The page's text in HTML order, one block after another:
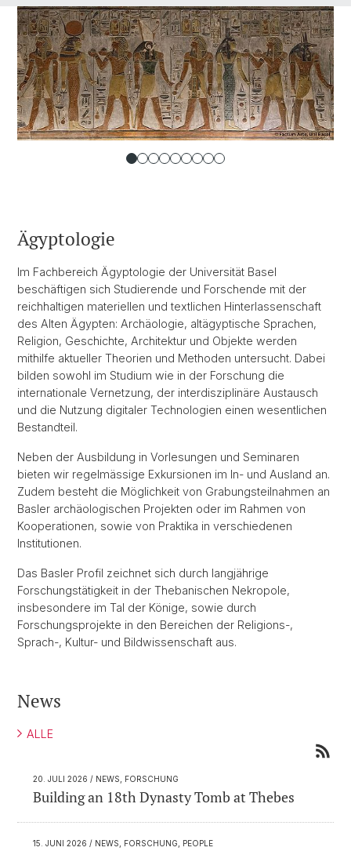
Ägyptologie
Im Fachbereich Ägyptologie der Universität Basel
beschäftigen sich Studierende und Forschende mit der
reichhaltigen materiellen und textlichen Hinterlassenschaft
des Alten Ägypten: Archäologie, altägyptische Sprachen,
Religion, Geschichte, Architektur und Objekte werden
mithilfe aktueller Theorien und Methoden untersucht. Dabei
bilden sowohl im Studium wie in der Forschung die
internationale Vernetzung, der interdisziplinäre Austausch
und die Nutzung digitaler Technologien einen wesentlichen
Bestandteil.
Neben der Ausbildung in Vorlesungen und Seminaren
bieten wir regelmässige Exkursionen im In- und Ausland an.
Zudem besteht die Möglichkeit von Grabungsteilnahmen an
Basler archäologischen Projekten oder im Rahmen von
Kooperationen, sowie von Praktika in verschiedenen
Institutionen.
Das Basler Profil zeichnet sich durch langjährige
Forschungstätigkeit in der Thebanischen Nekropole,
insbesondere im Tal der Könige, sowie durch
Forschungsprojekte in den Bereichen der Religions-,
Sprach-, Kultur- und Bildwissenschaft aus.
News
ALLE
20. JULI 2026 / NEWS, FORSCHUNG
Building an 18th Dynasty Tomb at Thebes
15. JUNI 2026 / NEWS, FORSCHUNG, PEOPLE